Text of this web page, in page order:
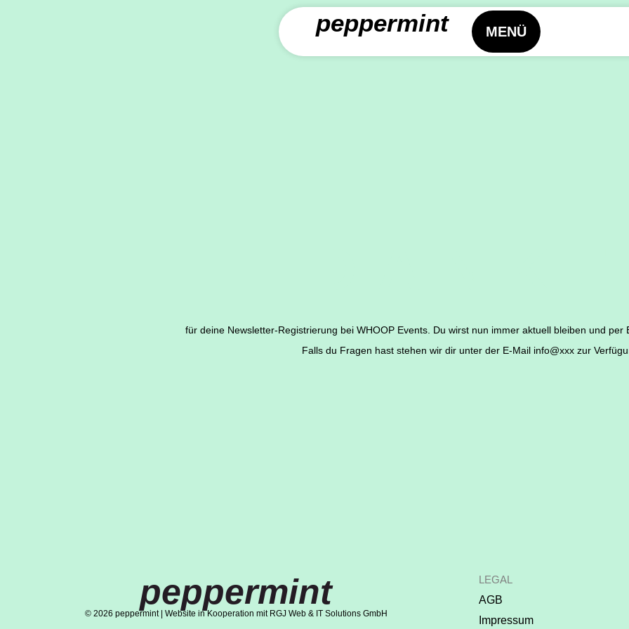
peppermint MENÜ
für deine Newsletter-Registrierung bei WHOOP Events. Du wirst nun immer aktuell bleiben und per
Falls du Fragen hast stehen wir dir unter der E-Mail info@xxx zur
peppermint
© 2026 peppermint | Website in Kooperation mit RGJ Web & IT Solutions GmbH
LEGAL
AGB
Impressum